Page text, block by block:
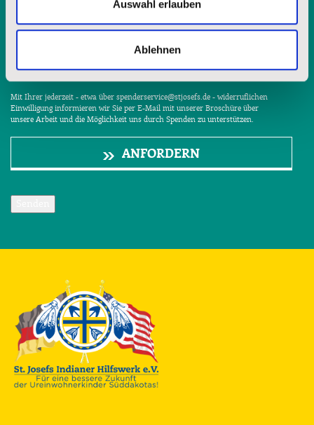
Auswahl erlauben
Ablehnen
Mit Ihrer jederzeit - etwa über spenderservice@stjosefs.de - widerruflichen
Einwilligung informieren wir Sie per E-Mail mit unserer Broschüre über
unsere Arbeit und die Möglichkeit uns durch Spenden zu unterstützen.
ANFORDERN